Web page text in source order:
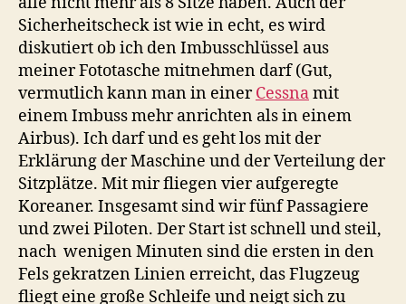
Sicherheitscheck ist wie in echt, es wird
diskutiert ob ich den Imbusschlüssel aus
meiner Fototasche mitnehmen darf (Gut,
vermutlich kann man in einerCessnamit
einem Imbuss mehr anrichten als in einem
Airbus). Ich darf und es geht los mit der
Erklärung der Maschine und der Verteilung der
Sitzplätze. Mit mir fliegen vier aufgeregte
Koreaner. Insgesamt sind wir fünf Passagiere
und zwei Piloten. Der Start ist schnell und steil,
nach wenigen Minuten sind die ersten in den
Fels gekratzen Linien erreicht, das Flugzeug
fliegt eine große Schleife und neigt sich zu